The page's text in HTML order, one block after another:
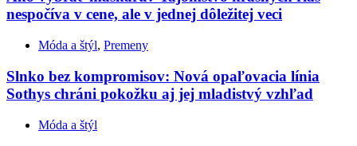
nespočíva v cene, ale v jednej dôležitej veci
Móda a štýl, Premeny
Slnko bez kompromisov: Nová opaľovacia línia
Sothys chráni pokožku aj jej mladistvý vzhľad
Móda a štýl